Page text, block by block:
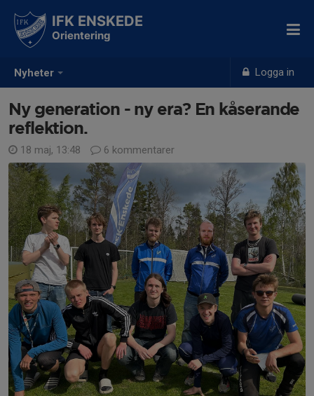
Nyheter Logga in
IFK ENSKEDE
Orientering
Ny generation - ny era? En kåserande
reflektion.
18 maj, 13:48 6 kommentarer